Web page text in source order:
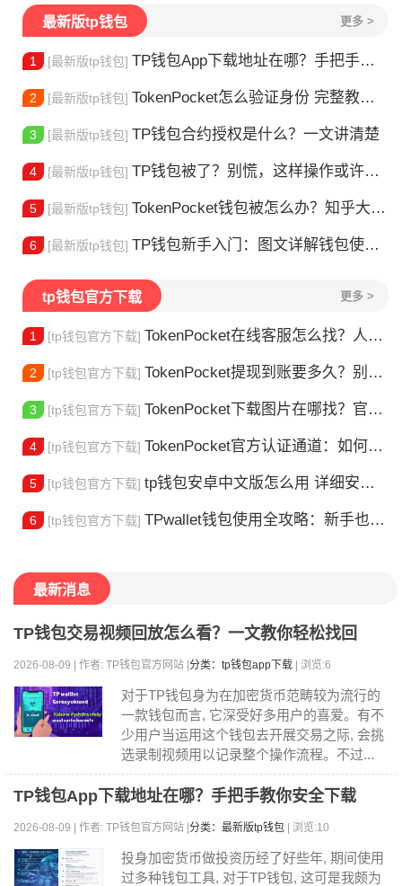
最新版tp钱包 更多 >
1 [最新版tp钱包] TP钱包App下载地址在哪？手把手教你安全下载
2 [最新版tp钱包] TokenPocket怎么验证身份 完整教程分享 手把手教你完成KYC认证流程
3 [最新版tp钱包] TP钱包合约授权是什么？一文讲清楚
4 [最新版tp钱包] TP钱包被了？别慌，这样操作或许能找回
5 [最新版tp钱包] TokenPocket钱包被怎么办？知乎大神防攻略
6 [最新版tp钱包] TP钱包新手入门：图文详解钱包使用方法
tp钱包官方下载 更多 >
1 [tp钱包官方下载] TokenPocket在线客服怎么找？人工客服快速接入攻略
2 [tp钱包官方下载] TokenPocket提现到账要多久？别把钱包当银行，看完这篇就懂了
3 [tp钱包官方下载] TokenPocket下载图片在哪找？官方渠道最靠谱
4 [tp钱包官方下载] TokenPocket官方认证通道：如何找到真正的官方渠道
5 [tp钱包官方下载] tp钱包安卓中文版怎么用 详细安装教程
6 [tp钱包官方下载] TPwallet钱包使用全攻略：新手也能快速上手掌握
最新消息
TP钱包交易视频回放怎么看？一文教你轻松找回
2026-08-09 | 作者: TP钱包官方网站 | 分类：tp钱包app下载 | 浏览:6
对于TP钱包身为在加密货币范畴较为流行的
一款钱包而言, 它深受好多用户的喜爱。有不
少用户当运用这个钱包去开展交易之际, 会挑
选录制视频用以记录整个操作流程。不过...
TP钱包App下载地址在哪？手把手教你安全下载
2026-08-09 | 作者: TP钱包官方网站 | 分类：最新版tp钱包 | 浏览:10
投身加密货币做投资历经了好些年, 期间使用
过多种钱包工具, 对于TP钱包, 这可是我颇为